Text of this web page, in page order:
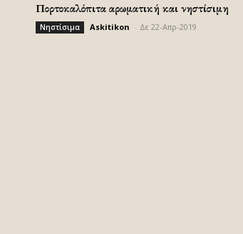
Πορτοκαλόπιτα αρωματική και νηστίσιμη
Νηστίσιμα Askitikon Δε 22-Απρ-2019